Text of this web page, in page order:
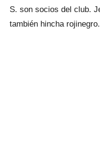
S. son socios del club.
también hincha rojinegro.